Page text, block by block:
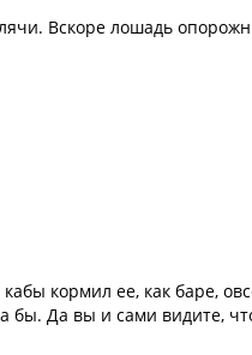
Вскоре лошадь
кормил ее, как баре,
бы. Да вы и сами видите,